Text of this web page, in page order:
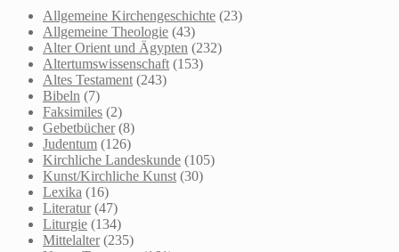
Allgemeine Kirchengeschichte (23)
Allgemeine Theologie (43)
Alter Orient und Ägypten (232)
Altertumswissenschaft (153)
Altes Testament (243)
Bibeln (7)
Faksimiles (2)
Gebetbücher (8)
Judentum (126)
Kirchliche Landeskunde (105)
Kunst/Kirchliche Kunst (30)
Lexika (16)
Literatur (47)
Liturgie (134)
Mittelalter (235)